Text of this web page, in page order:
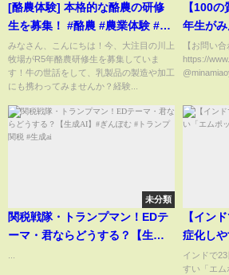
[酪農体験] 本格的な酪農の研修
生を募集！ #酪農 #農業体験 #畜
産 #自然暮らし #農業生活 #研修
生募集 #牧場ライフ #就活 #求人
#研修生
みなさん、こんにちは！今、大注目の川上
牧場がR5年酪農研修生を募集していま
す！牛の世話をして、乳製品の製造や加工
にも携わってみませんか？経験...
【100
年生が
てみた
【お問い
https://
未分類
関税戦隊・トランプマン！EDテ
ーマ・君ならどうする？【生成
【イン
症化し
変異株
インドで
すい「エム